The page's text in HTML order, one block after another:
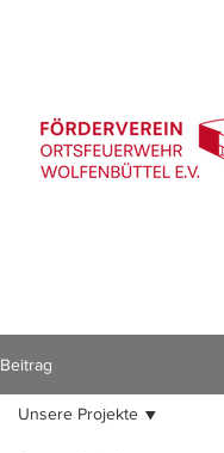
Beitrag
Unsere Projekte